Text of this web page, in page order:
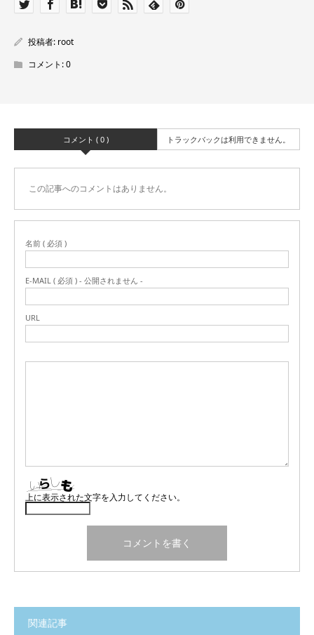
投稿者: root
コメント:0
コメント ( 0 ) トラックバックは利用できません。
この記事へのコメントはありません。
名前 ( 必須 )
E-MAIL ( 必須 ) - 公開されません -
URL
上に表示された文字を入力してください。
関連記事